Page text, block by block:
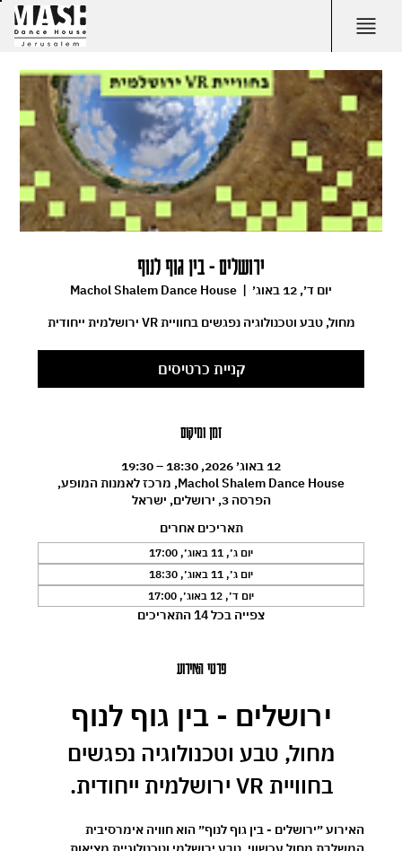
ירושלים - בין גוף לנוף
יום ד׳, 12 באוג׳
  |
Machol Shalem Dance House
מחול, טבע וטכנולוגיה נפגשים בחוויית VR ירושלמית ייחודית
קניית כרטיסים
זמן ומיקום
12 באוג׳ 2026, 18:30 – 19:30
Machol Shalem Dance House, מרכז לאמנות המופע,
הפרסה 3, ירושלים, ישראל
תאריכים אחרים
יום ג׳, 11 באוג׳, 17:00
יום ג׳, 11 באוג׳, 18:30
יום ד׳, 12 באוג׳, 17:00
צפייה בכל 14 התאריכים
פרטי האירוע
ירושלים - בין גוף לנוף
מחול, טבע וטכנולוגיה נפגשים
בחוויית VR ירושלמית ייחודית.
האירוע ״ירושלים - בין גוף לנוף״ הוא חוויה אימרסיבית